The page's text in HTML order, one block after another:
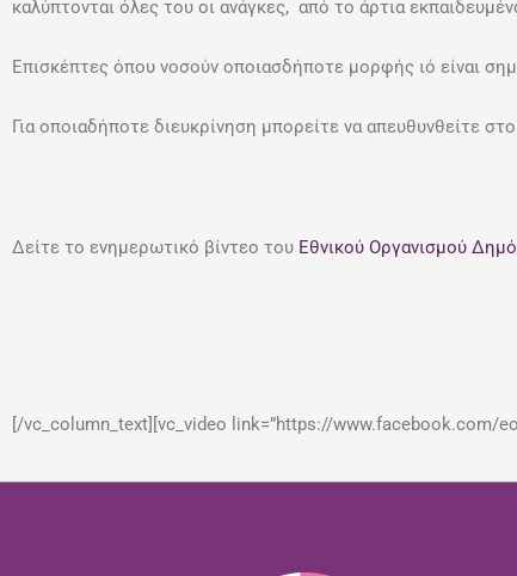
καλύπτονται όλες του οι ανάγκες, από το άρτια
Επισκέπτες όπου νοσούν οποιασδήποτε μορφής ιό είναι
Για οποιαδήποτε διευκρίνηση μπορείτε να απευθυνθείτε
Δείτε το ενημερωτικό βίντεο του Εθνικού Οργανισμού
[/vc_column_text][vc_video link=”https://www.facebook.com/